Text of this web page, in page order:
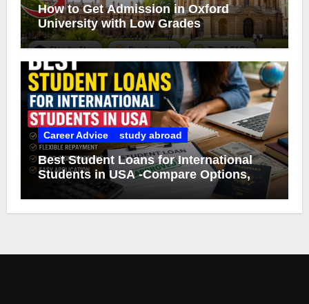
How to Get Admission in Oxford
University with Low Grades
Career Advice study abroad
Best Student Loans for International
Students in USA -Compare Options,
Eligibility & Smart Borrowing Tips